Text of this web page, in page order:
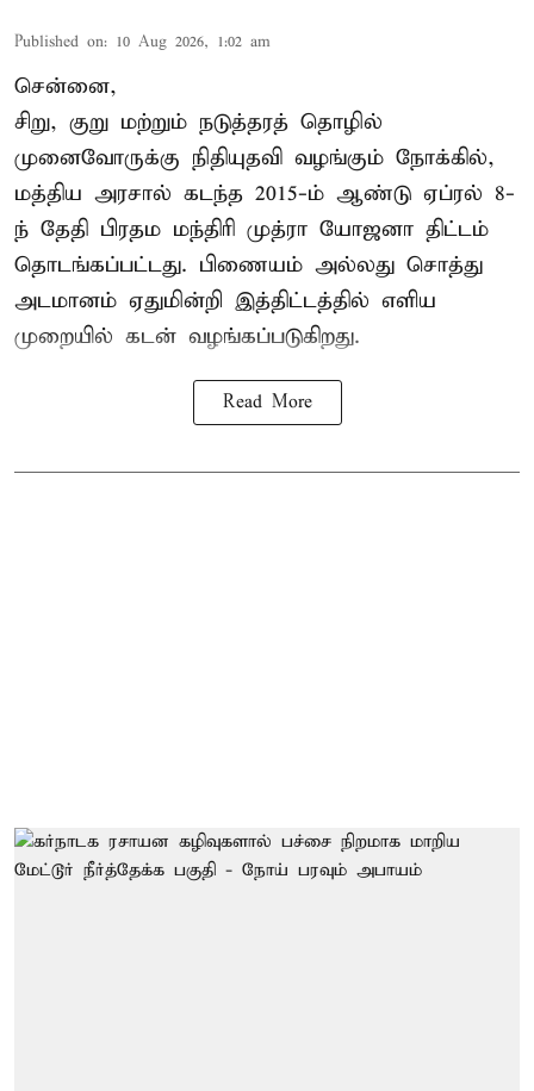
Published on: 10 Aug 2026, 1:02 am
சென்னை,
சிறு, குறு மற்றும் நடுத்தரத் தொழில்
முனைவோருக்கு நிதியுதவி வழங்கும் நோக்கில்,
மத்திய அரசால் கடந்த 2015-ம் ஆண்டு ஏப்ரல் 8-
ந் தேதி பிரதம மந்திரி முத்ரா யோஜனா திட்டம்
தொடங்கப்பட்டது. பிணையம் அல்லது சொத்து
அடமானம் ஏதுமின்றி இத்திட்டத்தில் எளிய
முறையில் கடன் வழங்கப்படுகிறது.
Read More